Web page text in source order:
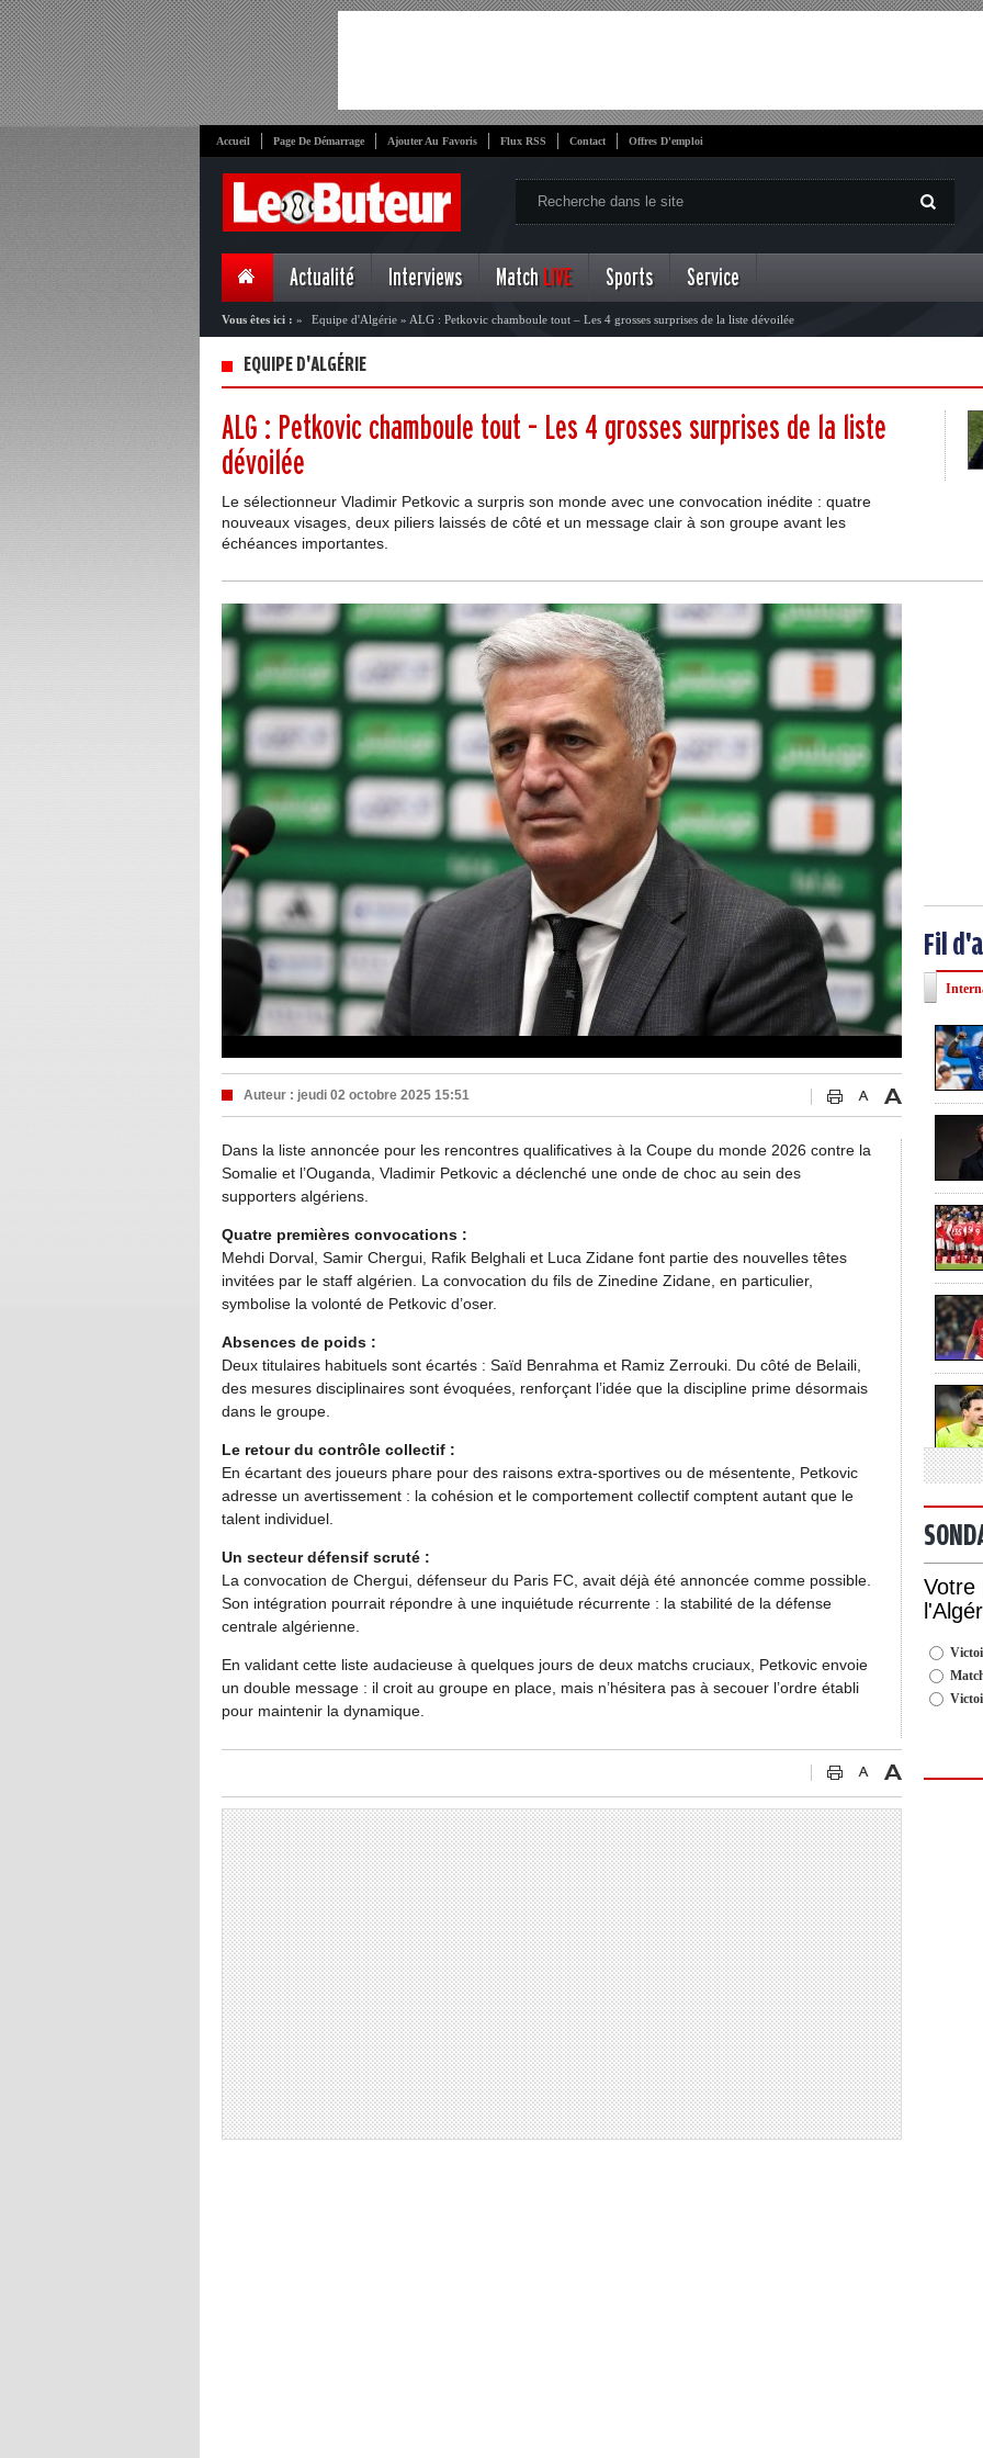
Accueil Page De Démarrage Ajouter Au Favoris Flux RSS Contact Offres D'emploi
Actualité Interviews Match LIVE Sports Service
Vous êtes ici : » Equipe d'Algérie » ALG : Petkovic chamboule tout – Les 4 grosses surprises de la liste dévoilée
EQUIPE D'ALGÉRIE
ALG : Petkovic chamboule tout – Les 4 grosses surprises de la liste
dévoilée
Le sélectionneur Vladimir Petkovic a surpris son monde avec une convocation inédite : quatre
nouveaux visages, deux piliers laissés de côté et un message clair à son groupe avant les
échéances importantes.
Auteur : jeudi 02 octobre 2025 15:51
Dans la liste annoncée pour les rencontres qualificatives à la Coupe du monde 2026 contre la
Somalie et l’Ouganda, Vladimir Petkovic a déclenché une onde de choc au sein des
supporters algériens.
Quatre premières convocations :
Mehdi Dorval, Samir Chergui, Rafik Belghali et Luca Zidane font partie des nouvelles têtes
invitées par le staff algérien. La convocation du fils de Zinedine Zidane, en particulier,
symbolise la volonté de Petkovic d’oser.
Absences de poids :
Deux titulaires habituels sont écartés : Saïd Benrahma et Ramiz Zerrouki. Du côté de Belaili,
des mesures disciplinaires sont évoquées, renforçant l’idée que la discipline prime désormais
dans le groupe.
Le retour du contrôle collectif :
En écartant des joueurs phare pour des raisons extra-sportives ou de mésentente, Petkovic
adresse un avertissement : la cohésion et le comportement collectif comptent autant que le
talent individuel.
Un secteur défensif scruté :
La convocation de Chergui, défenseur du Paris FC, avait déjà été annoncée comme possible.
Son intégration pourrait répondre à une inquiétude récurrente : la stabilité de la défense
centrale algérienne.
En validant cette liste audacieuse à quelques jours de deux matchs cruciaux, Petkovic envoie
un double message : il croit au groupe en place, mais n’hésitera pas à secouer l’ordre établi
pour maintenir la dynamique.
Fil
Votre